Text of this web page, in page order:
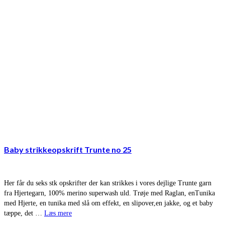
Baby strikkeopskrift Trunte no 25
Her får du seks stk opskrifter der kan strikkes i vores dejlige Trunte garn
fra Hjertegarn, 100% merino superwash uld. Trøje med Raglan, enTunika
med Hjerte, en tunika med slå om effekt, en slipover,en jakke, og et baby
tæppe, det … Læs mere